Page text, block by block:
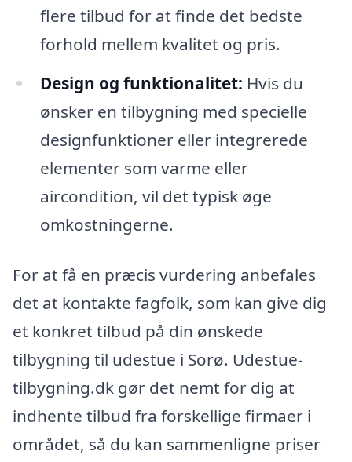
flere tilbud for at finde det bedste
forhold mellem kvalitet og pris.
Design og funktionalitet: Hvis du
ønsker en tilbygning med specielle
designfunktioner eller integrerede
elementer som varme eller
aircondition, vil det typisk øge
omkostningerne.
For at få en præcis vurdering anbefales
det at kontakte fagfolk, som kan give dig
et konkret tilbud på din ønskede
tilbygning til udestue i Sorø. Udestue-
tilbygning.dk gør det nemt for dig at
indhente tilbud fra forskellige firmaer i
området, så du kan sammenligne priser